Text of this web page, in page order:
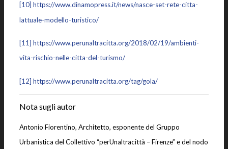
[10] https://www.dinamopress.it/news/nasce-set-rete-citta-
lattuale-modello-turistico/
[11] https://www.perunaltracitta.org/2018/02/19/ambienti-
vita-rischio-nelle-citta-del-turismo/
[12] https://www.perunaltracitta.org/tag/gola/
Nota sugli autor
Antonio Fiorentino, Architetto, esponente del Gruppo
Urbanistica del Collettivo “perUnaltracittà – Firenze” e del nodo